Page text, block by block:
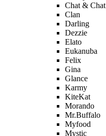
Chat & Chat
Clan
Darling
Dezzie
Elato
Eukanuba
Felix
Gina
Glance
Karmy
KiteKat
Morando
Mr.Buffalo
Myfood
Mystic